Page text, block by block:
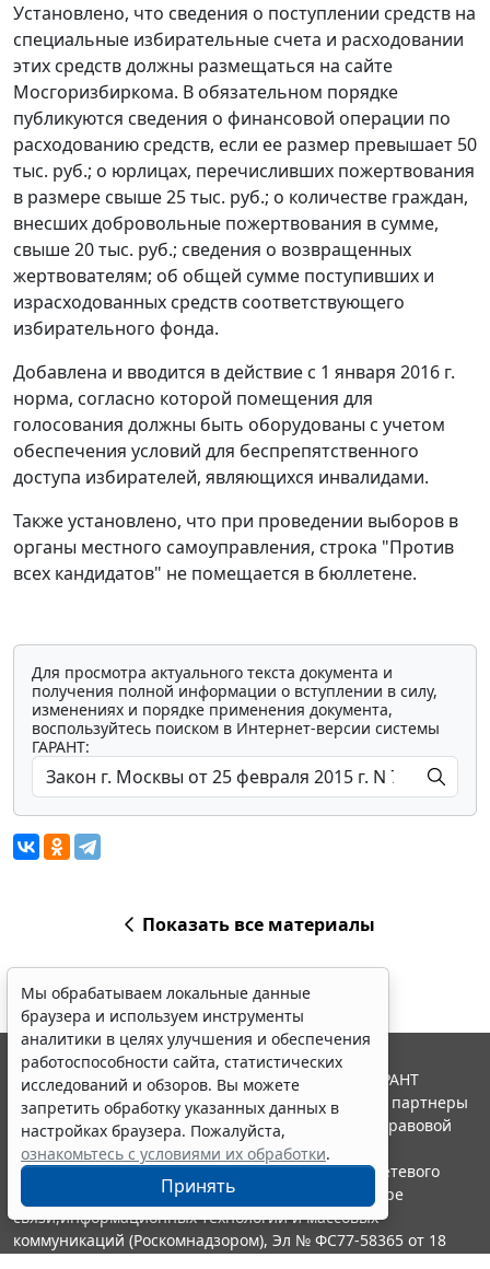
Установлено, что сведения о поступлении средств на
специальные избирательные счета и расходовании
этих средств должны размещаться на сайте
Мосгоризбиркома. В обязательном порядке
публикуются сведения о финансовой операции по
расходованию средств, если ее размер превышает 50
тыс. руб.; о юрлицах, перечисливших пожертвования
в размере свыше 25 тыс. руб.; о количестве граждан,
внесших добровольные пожертвования в сумме,
свыше 20 тыс. руб.; сведения о возвращенных
жертвователям; об общей сумме поступивших и
израсходованных средств соответствующего
избирательного фонда.
Добавлена и вводится в действие с 1 января 2016 г.
норма, согласно которой помещения для
голосования должны быть оборудованы с учетом
обеспечения условий для беспрепятственного
доступа избирателей, являющихся инвалидами.
Также установлено, что при проведении выборов в
органы местного самоуправления, строка "Против
всех кандидатов" не помещается в бюллетене.
Для просмотра актуального текста документа и
получения полной информации о вступлении в силу,
изменениях и порядке применения документа,
воспользуйтесь поиском в Интернет-версии системы
ГАРАНТ:
Показать все материалы
Мы обрабатываем локальные данные
браузера и используем инструменты
аналитики в целях улучшения и обеспечения
работоспособности сайта, статистических
исследований и обзоров. Вы можете
запретить обработку указанных данных в
настройках браузера. Пожалуйста,
ознакомьтесь с условиями их обработки.
Принять
© ООО "НПП "ГАРАНТ-СЕРВИС", 2026. Система ГАРАНТ
выпускается с 1990 года. Компания "Гарант" и ее партнеры
являются участниками Российской ассоциации правовой
информации ГАРАНТ.
Портал ГАРАНТ.РУ зарегистрирован в качестве сетевого
издания Федеральной службой по надзору в сфере
связи,информационных технологий и массовых
коммуникаций (Роскомнадзором), Эл № ФС77-58365 от 18